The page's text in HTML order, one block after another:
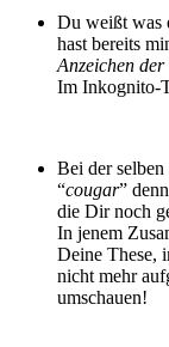
Du weißt was
hast bereits
Anzeichen der
Im Inkognito-
Bei der
“cougar”
die Dir noch
In jenem
Deine These,
nicht mehr
umschauen!